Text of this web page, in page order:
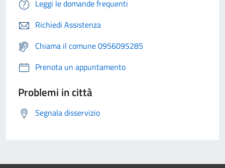
Leggi le domande frequenti
Richiedi Assistenza
Chiama il comune 0956095285
Prenota un appuntamento
Problemi in città
Segnala disservizio